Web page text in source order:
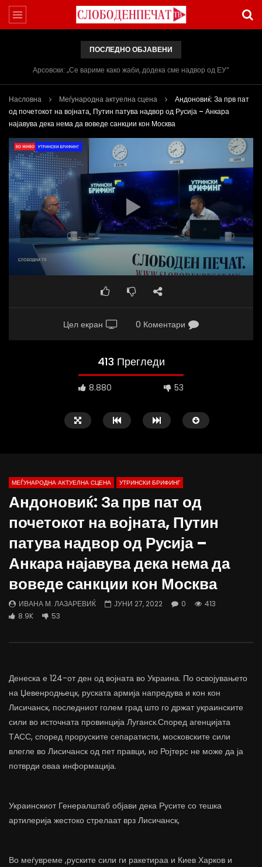
ПОСЛЕДНО ОБЈАВЕНИ
Арсовски: „Се вариме како жаби, додека сме надвор од ЕУ“
Насловна Меѓународна актуелна сцена
Андоновиќ: За прв пат
од почетокот на војната, Путин патува надвор од Русија – Анкара
најавува дека нема да воведе санкции кон Москва
Цел екран 0 Коментари
413 Прегледи
8.880 53
трае предолго за да дозволиме лесно
да го губиме стручниот кадар
ДАМЈАН ВАРОШЛИЈА
ЈУНИ 30, 2022
2.6K 122
Деспотовски: Мала,
флексибилна држава
ДАМЈАН ВАРОШЛИЈА
ЈУНИ 30, 2022
МЕЃУНАРОДНА АКТУЕЛНА СЦЕНА УТРИНСКИ БРИФИНГ
Андоновиќ: За прв пат од
почетокот на војната, Путин
патува надвор од Русија –
Анкара најавува дека нема да
воведе санкции кон Москва
ИВАНА М. ЛАЗАРЕВИЌ ЈУНИ 27, 2022 0
413
8.9K
53
Денеска е 124-от ден од војната во Украина. По освојувањето
на Џевенродњецк, руската армија напредува и кон кон
Лисичанск, последниот голем град што го држат украинските
сили во источната провинција Луганск.Според агенцијата
ТАСС, според проруските сепаратисти, московските сили
влегле во Лисичанск од пет правци, но Ројтерс не може да ја
потврди оваа информација.
Украинскиот Генералштаб објави дека Русите со тешка
артилерија жестоко стрелаат врз Лисичанск,
Во меѓувреме ,руските сили ги ракетираа и Киев Харков и